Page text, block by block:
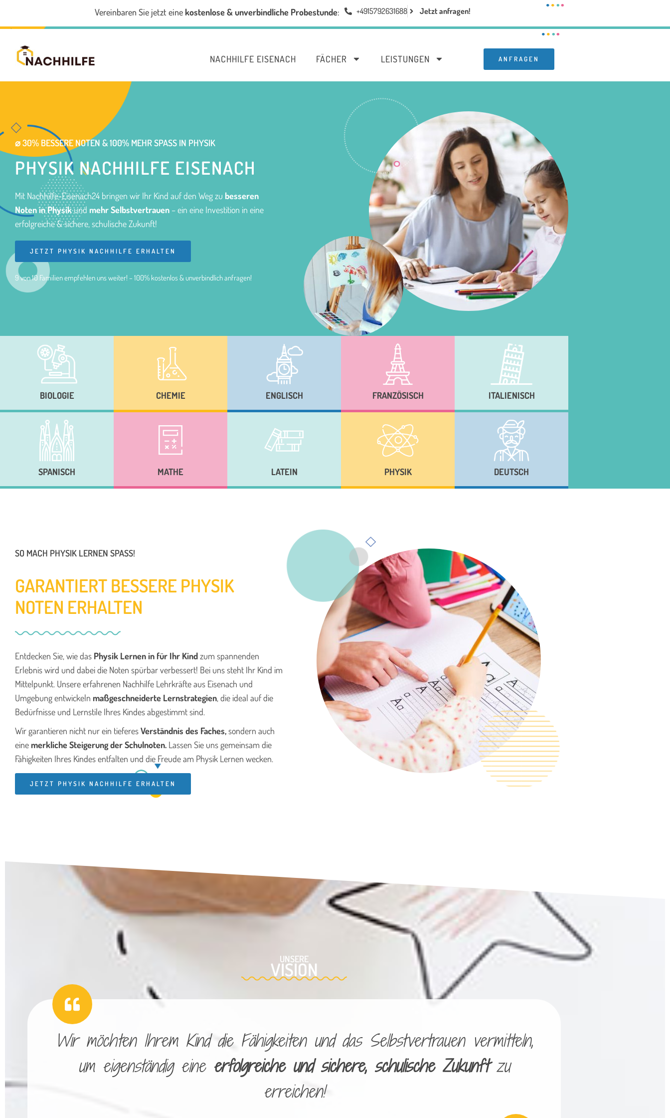
Vereinbaren Sie jetzt eine kostenlose & unverbindliche Probestunde: +4915792631688 Jetzt anfragen!
NACHHILFE EISENACH FÄCHER LEISTUNGEN ANFRAGEN
⌀ 30% BESSERE NOTEN & 100% MEHR SPASS IN PHYSIK
PHYSIK NACHHILFE EISENACH
Mit Nachhilfe-Eisenach24 bringen wir Ihr Kind auf den Weg zu besseren
Noten in Physikund mehr Selbstvertrauen – ein eine Investition in eine
erfolgreiche & sichere, schulische Zukunft!
JETZT PHYSIK NACHHILFE ERHALTEN
9 von 10 Familien empfehlen uns weiter! – 100% kostenlos & unverbindlich anfragen!
BIOLOGIE CHEMIE ENGLISCH FRANZÖSISCH ITALIENISCH
SPANISCH MATHE LATEIN PHYSIK DEUTSCH
SO MACH PHYSIK LERNEN SPASS!
GARANTIERT BESSERE PHYSIK
NOTEN ERHALTEN
Entdecken Sie, wie das Physik Lernen in für Ihr Kindzum spannenden
Erlebnis wird und dabei die Noten spürbar verbessert! Bei uns steht Ihr Kind im
Mittelpunkt. Unsere erfahrenen Nachhilfe Lehrkräfte aus Eisenach und
Umgebung entwickeln maßgeschneiderte Lernstrategien, die ideal auf die
Bedürfnisse und Lernstile Ihres Kindes abgestimmt sind.
Wir garantieren nicht nur ein tieferesVerständnis des Faches,sondern auch
eine merkliche Steigerung der Schulnoten. Lassen Sie uns gemeinsam die
Fähigkeiten Ihres Kindes entfalten und die Freude am Physik Lernen wecken.
JETZT PHYSIK NACHHILFE ERHALTEN
UNSERE
VISION
Wir möchten Ihrem Kind die Fähigkeiten und das Selbstvertrauen vermitteln,
um eigenständig eine erfolgreiche und sichere, schulische Zukunftzu
erreichen!